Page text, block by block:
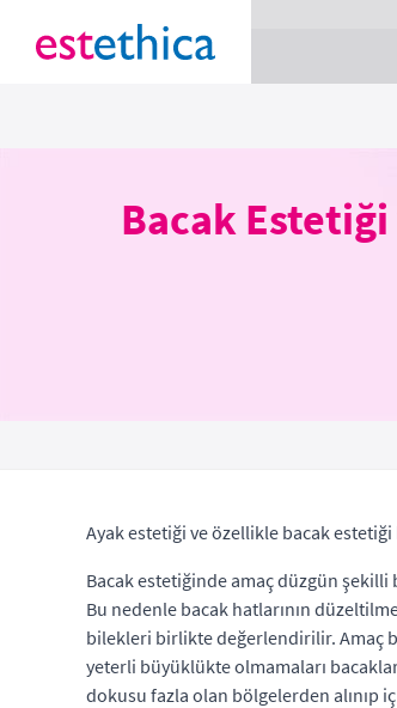
Bacak
Ayak estetiği ve özellikle bacak
Bacak estetiğinde amaç düzgün
Bu nedenle bacak hatlarının
bilekleri birlikte değerlendirilir. Amaç
yeterli büyüklükte olmamaları
dokusu fazla olan bölgelerden alınıp